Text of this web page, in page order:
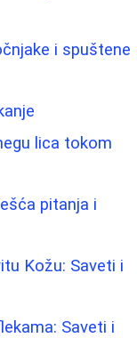
i spuštene
lica tokom
pitanja i
Kožu: Saveti i
Saveti i